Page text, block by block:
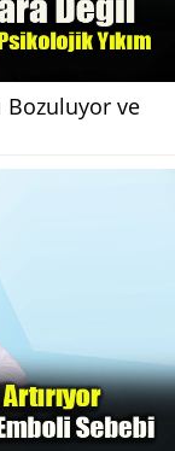
Bozuluyor ve